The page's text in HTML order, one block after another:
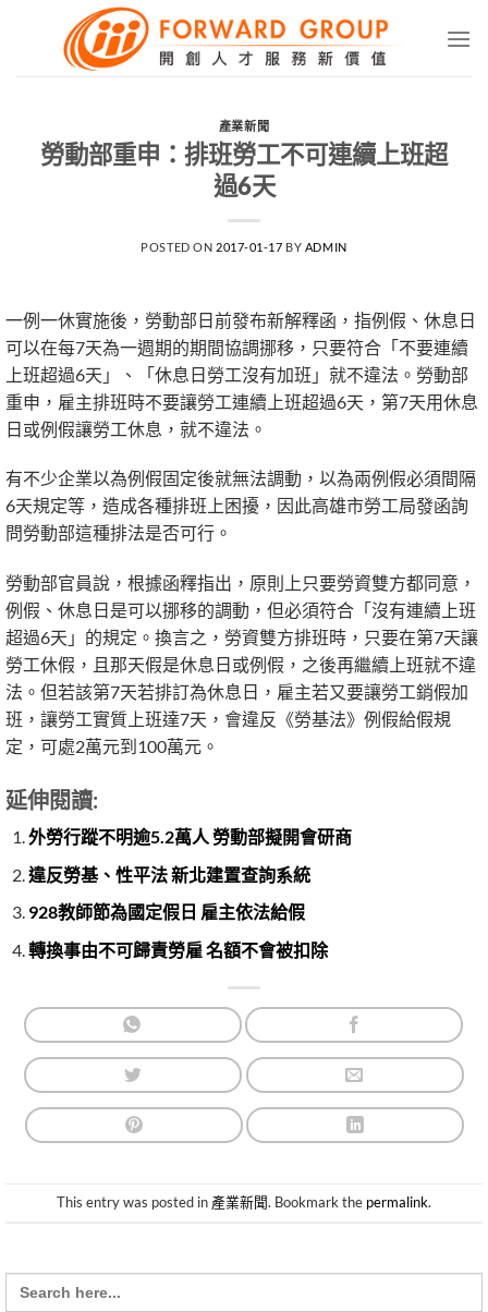
產業新聞
勞動部重申：排班勞工不可連續上班超
過6天
POSTED ON 2017-01-17 BY ADMIN
一例一休實施後，勞動部日前發布新解釋函，指例假、休息日
可以在每7天為一週期的期間協調挪移，只要符合「不要連續
上班超過6天」、「休息日勞工沒有加班」就不違法。勞動部
重申，雇主排班時不要讓勞工連續上班超過6天，第7天用休息
日或例假讓勞工休息，就不違法。
有不少企業以為例假固定後就無法調動，以為兩例假必須間隔
6天規定等，造成各種排班上困擾，因此高雄市勞工局發函詢
問勞動部這種排法是否可行。
勞動部官員說，根據函釋指出，原則上只要勞資雙方都同意，
例假、休息日是可以挪移的調動，但必須符合「沒有連續上班
超過6天」的規定。換言之，勞資雙方排班時，只要在第7天讓
勞工休假，且那天假是休息日或例假，之後再繼續上班就不違
法。但若該第7天若排訂為休息日，雇主若又要讓勞工銷假加
班，讓勞工實質上班達7天，會違反《勞基法》例假給假規
定，可處2萬元到100萬元。
延伸閱讀:
外勞行蹤不明逾5.2萬人 勞動部擬開會研商
違反勞基、性平法 新北建置查詢系統
928教師節為國定假日 雇主依法給假
轉換事由不可歸責勞雇 名額不會被扣除
This entry was posted in 產業新聞. Bookmark the permalink.
Search
for: